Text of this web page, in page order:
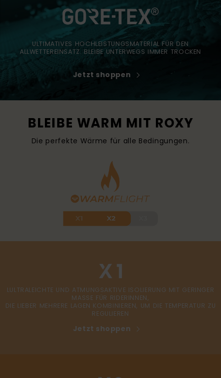
ULTIMATIVES HOCHLEISTUNGSMATERIAL FÜR DEN
ALLWETTEREINSATZ. BLEIBE UNTERWEGS IMMER TROCKEN
Jetzt shoppen
BLEIBE WARM MIT ROXY
Die perfekte Wärme für alle Bedingungen.
LULTRALEICHTE UND ATMUNGSAKTIVE ISOLIERUNG MIT GERINGER
MASSE FÜR RIDERINNEN,
DIE LIEBER MEHRERE LAGEN KOMBINIEREN, UM DIE TEMPERATUR ZU
REGULIEREN
Jetzt shoppen